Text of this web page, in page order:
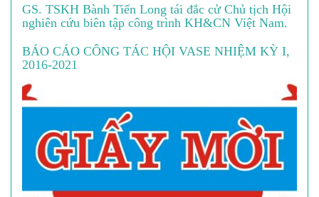
GS. TSKH Bành Tiến Long tái đắc cử Chủ tịch Hội
nghiên cứu biên tập công trình KH&CN Việt Nam.
BÁO CÁO CÔNG TÁC HỘI VASE NHIỆM KỲ I,
2016-2021